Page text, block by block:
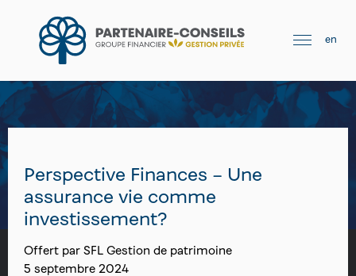
en
Perspective Finances – Une
assurance vie comme
investissement?
Offert par SFL Gestion de patrimoine
5 septembre 2024